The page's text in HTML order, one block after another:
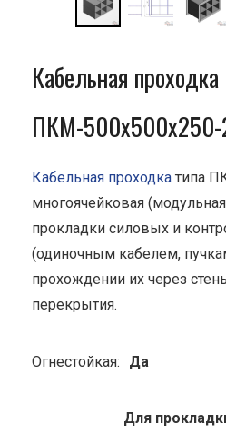
Кабельная проходка
ПКМ-500х500х250-
Кабельная проходка типа
многоячейковая
прокладки силовых и
(одиночным кабелем,
прохождении их через
перекрытия.
Огнестойкая: Да
Для